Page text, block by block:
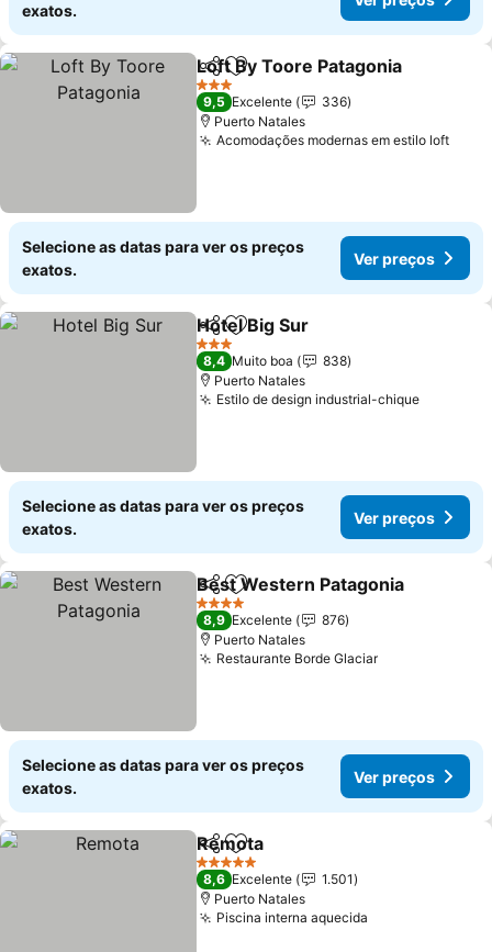
exatos.
PartilharAdicionar aos favoritos
Loft By Toore Patagonia
3 Estrelas
9,5 Excelente
336
Puerto Natales
Acomodações modernas em estilo loft
Selecione as datas para ver os preços
exatos.
Ver preços
PartilharAdicionar aos favoritos
Hotel Big Sur
3 Estrelas
8,4 Muito boa
838
Puerto Natales
Estilo de design industrial-chique
Selecione as datas para ver os preços
exatos.
Ver preços
PartilharAdicionar aos favoritos
Best Western Patagonia
4 Estrelas
8,9 Excelente
876
Puerto Natales
Restaurante Borde Glaciar
Selecione as datas para ver os preços
exatos.
Ver preços
PartilharAdicionar aos favoritos
Remota
5 Estrelas
8,6 Excelente
1.501
Puerto Natales
Piscina interna aquecida